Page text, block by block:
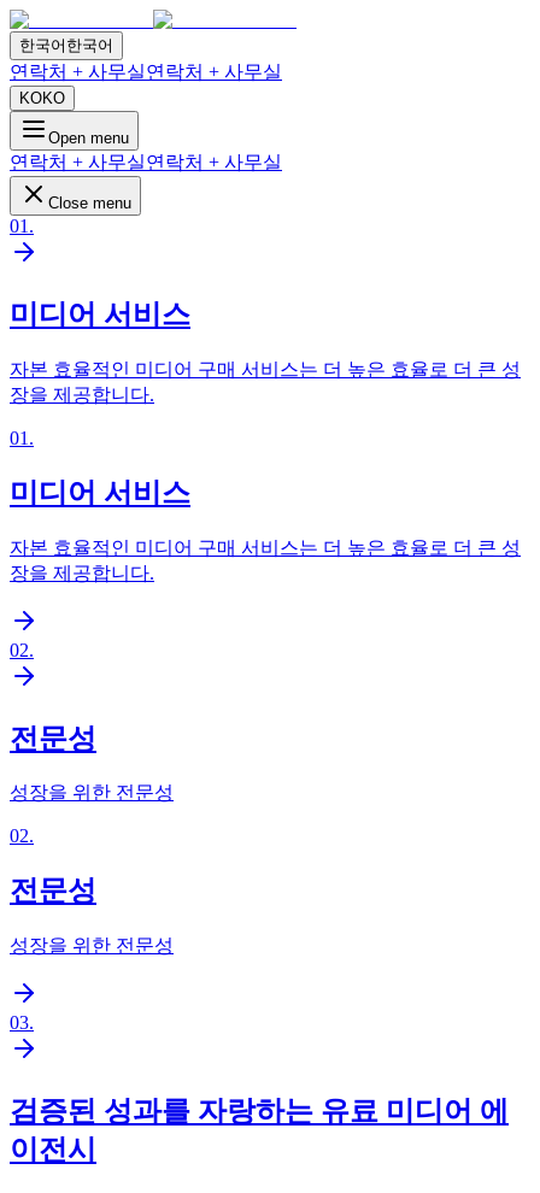
한국어 한국어
연락처 + 사무실연락처 + 사무실
KOKO
Open menu
연락처 + 사무실연락처 + 사무실
Close menu
01 .
미디어 서비스
자본 효율적인 미디어 구매 서비스는 더 높은 효율로 더 큰 성
장을 제공합니다.
01 .
미디어 서비스
자본 효율적인 미디어 구매 서비스는 더 높은 효율로 더 큰 성
장을 제공합니다.
02.
전문성
성장을 위한 전문성
02.
전문성
성장을 위한 전문성
03.
검증된 성과를 자랑하는 유료 미디어 에
이전시